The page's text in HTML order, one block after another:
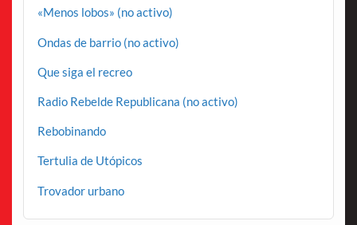
«Menos lobos» (no activo)
Ondas de barrio (no activo)
Que siga el recreo
Radio Rebelde Republicana (no activo)
Rebobinando
Tertulia de Utópicos
Trovador urbano